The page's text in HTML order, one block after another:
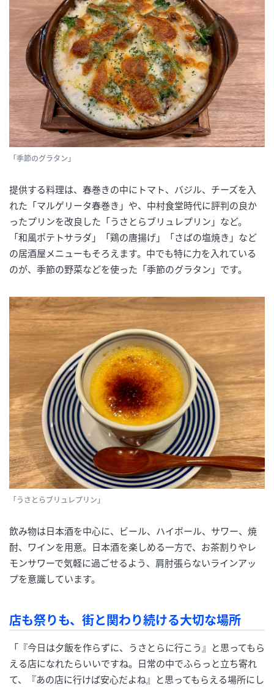
「季節のグラタン」
提供する料理は、春巻きの中にトマト、バジル、チーズを入
れた「マルゲリータ春巻き」や、中村食堂時代に評判の良か
ったプリンを改良した「うさとらブリュレプリン」など。
「和風ポテトサラダ」「鶏の唐揚げ」「さばの塩焼き」など
の居酒屋メニューもそろえます。中でも特に力を入れている
のが、季節の野菜などを使った「季節のグラタン」です。
「うさとらブリュレプリン」
飲み物は日本酒を中心に、ビール、ハイボール、サワー、焼
酎、ワインを用意。日本酒を楽しめる一方で、お茶割りやレ
モンサワーで気軽に過ごせるよう、肩肘張らないラインアッ
プを意識しています。
店も祭りも、街と関わり続ける大切な場所
「『今日は夕飯を作らずに、うさとらに行こう』と思ってもら
える店になれたらいいですね。日常の中でふらっと立ち寄れ
て、『あの店に行けば安心だよね』と思ってもらえる場所にし